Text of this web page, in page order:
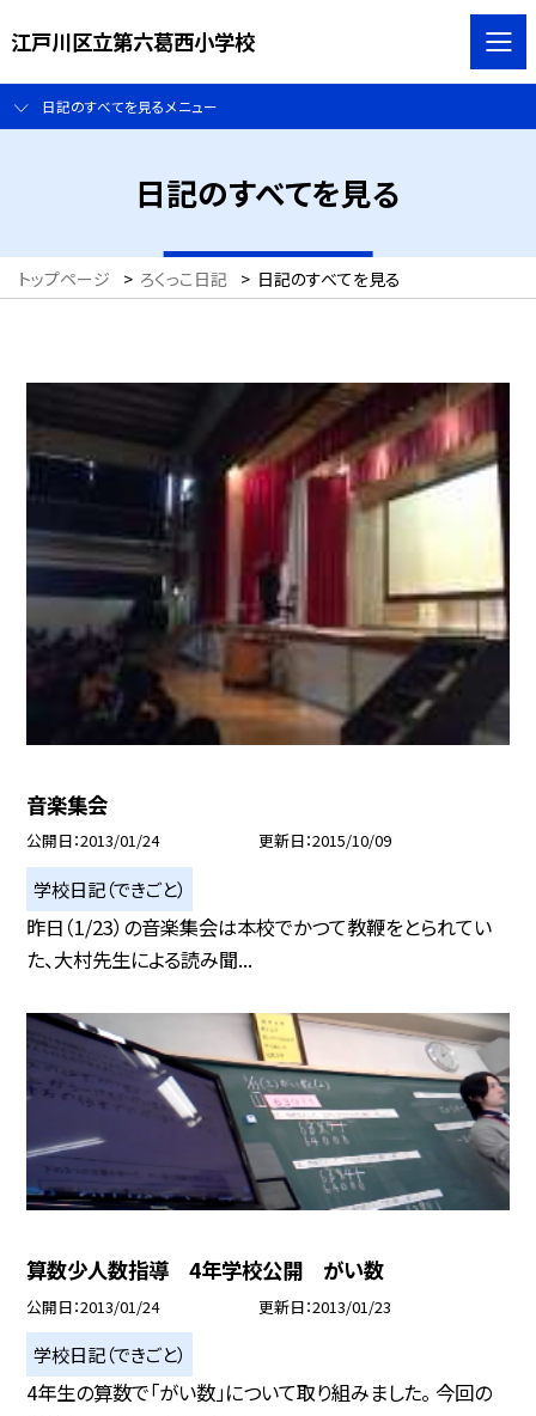
江戸川区立第六葛西小学校
日記のすべてを見るメニュー
日記のすべてを見る
トップページ > ろくっこ日記 > 日記のすべてを見る
音楽集会
公開日 2013/01/24 更新日 2015/10/09
学校日記（できごと）
昨日（1/23）の音楽集会は本校でかつて教鞭をとられてい
た、大村先生による読み聞...
算数少人数指導 4年学校公開 がい数
公開日 2013/01/24 更新日 2013/01/23
学校日記（できごと）
4年生の算数で「がい数」について取り組みました。 今回の